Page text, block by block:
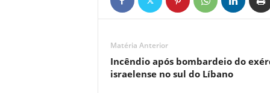
Matéria Anterior
Incêndio após bombardeio do
israelense no sul do Líbano